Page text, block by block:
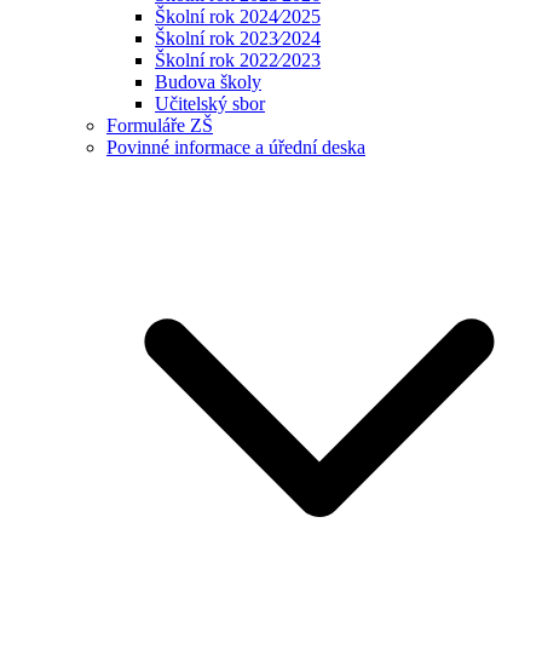
Školní rok 2024⁄2025
Školní rok 2023⁄2024
Školní rok 2022⁄2023
Budova školy
Učitelský sbor
Formuláře ZŠ
Povinné informace a úřední deska